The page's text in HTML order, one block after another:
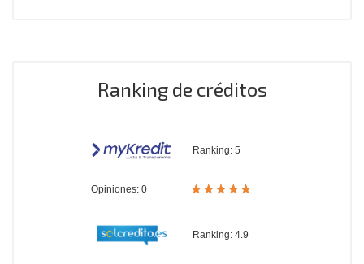
Ranking de créditos
Ranking: 5
Opiniones: 0
Ranking: 4.9